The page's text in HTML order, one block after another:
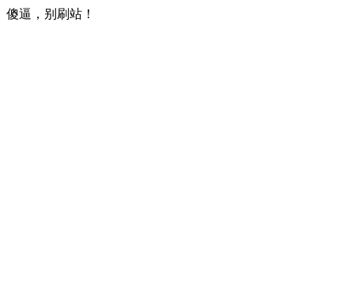
傻逼，别刷站！